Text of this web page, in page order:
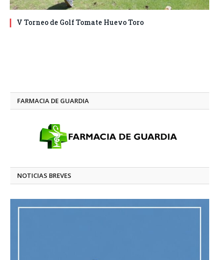
V Torneo de Golf Tomate Huevo Toro
FARMACIA DE GUARDIA
NOTICIAS BREVES